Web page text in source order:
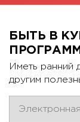
БЫТЬ В
Иметь ранний
другим